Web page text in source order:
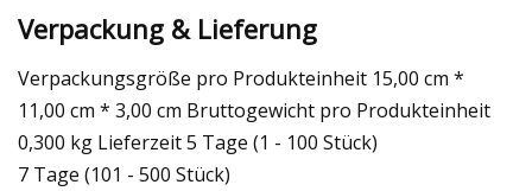
Verpackung & Lieferung
Verpackungsgröße pro Produkteinheit 15,00 cm *
11,00 cm * 3,00 cm Bruttogewicht pro Produkteinheit
0,300 kg Lieferzeit 5 Tage (1 - 100 Stück)
7 Tage (101 - 500 Stück)